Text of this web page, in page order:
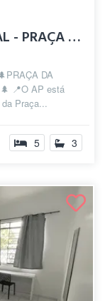
QUARTO FEMININO INDIVIDUAL - PRAÇA DA S...
DA
📍O AP está
Praça...
5 3